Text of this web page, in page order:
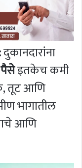
दुकानदारांना
इतकेच कमी
तूट आणि
भागातील
आणि